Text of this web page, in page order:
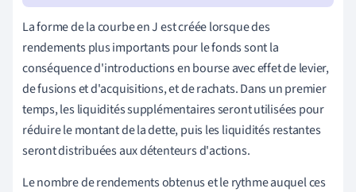
La forme de la courbe en J est créée lorsque des
rendements plus importants pour le fonds sont la
conséquence d'introductions en bourse avec effet de levier,
de fusions et d'acquisitions, et de rachats. Dans un premier
temps, les liquidités supplémentaires seront utilisées pour
réduire le montant de la dette, puis les liquidités restantes
seront distribuées aux détenteurs d'actions.
Le nombre de rendements obtenus et le rythme auquel ces